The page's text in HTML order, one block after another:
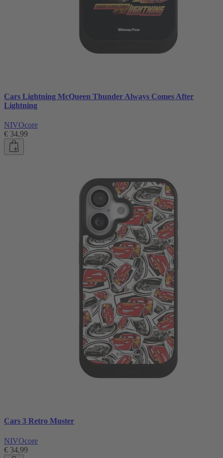
Cars Lightning McQueen Thunder Always Comes After
Lightning
NIVOcore
€ 34,99
Cars 3 Retro Muster
NIVOcore
€ 34,99